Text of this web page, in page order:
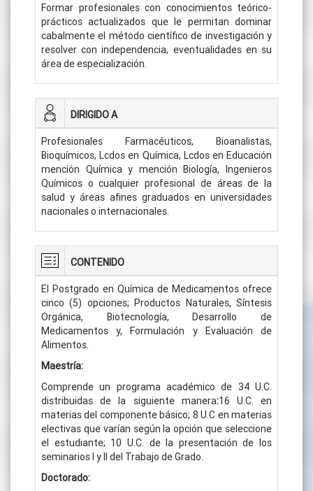
Formar profesionales con conocimientos teórico-
prácticos actualizados que le permitan dominar
cabalmente el método científico de investigación y
resolver con independencia, eventualidades en su
área de especialización.
DIRIGIDO A
Profesionales Farmacéuticos, Bioanalistas,
Bioquímicos, Lcdos en Química, Lcdos en Educación
mención Química y mención Biología, Ingenieros
Químicos o cualquier profesional de áreas de la
salud y áreas afines graduados en universidades
nacionales o internacionales.
CONTENIDO
El Postgrado en Química de Medicamentos ofrece
cinco (5) opciones; Productos Naturales, Síntesis
Orgánica, Biotecnología, Desarrollo de
Medicamentos y, Formulación y Evaluación de
Alimentos.
Maestría:
Comprende un programa académico de 34 U.C.
distribuidas de la siguiente manera:16 U.C. en
materias del componente básico; 8 U.C en materias
electivas que varían según la opción que seleccione
el estudiante; 10 U.C. de la presentación de los
seminarios I y II del Trabajo de Grado.
Doctorado: